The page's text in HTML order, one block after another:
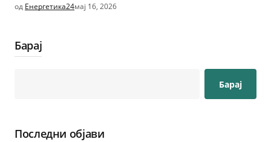
од Енергетика24мај 16, 2026
Барај
Барај
Последни објави